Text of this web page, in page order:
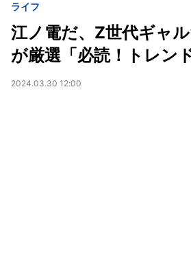
ライフ
江ノ電だ、Z世代ギャ
が厳選「必読！トレン
2024.03.30 12:00